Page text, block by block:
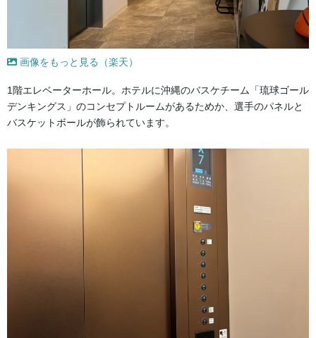
画像をもっと見る（楽天）
1階エレベーターホール。ホテルに沖縄のバスケチーム「琉球ゴール
デンキングス」のコンセプトルームがあるためか、選手のパネルと
バスケットボールが飾られています。